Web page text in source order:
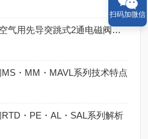
PKA Series--日本CKD空气用先导突跳式2通电磁阀的操作规范
・MM・MAVL系列技术特点
・PE・AL・SAL系列解析
扫码加微信